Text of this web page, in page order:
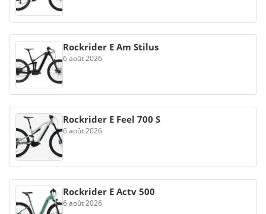
Rockrider E Am Stilus
6 août 2026
Rockrider E Feel 700 S
6 août 2026
Rockrider E Actv 500
6 août 2026